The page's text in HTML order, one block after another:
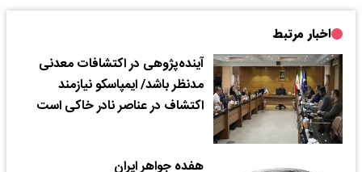
اخبار مرتبط
آینده‌پژوهی در اکتشافات معدنی
مدنظر باشد/ ایمپاسکو نیازمند
اکتشاف در عناصر نادر خاکی است
هفده جواهر ایران